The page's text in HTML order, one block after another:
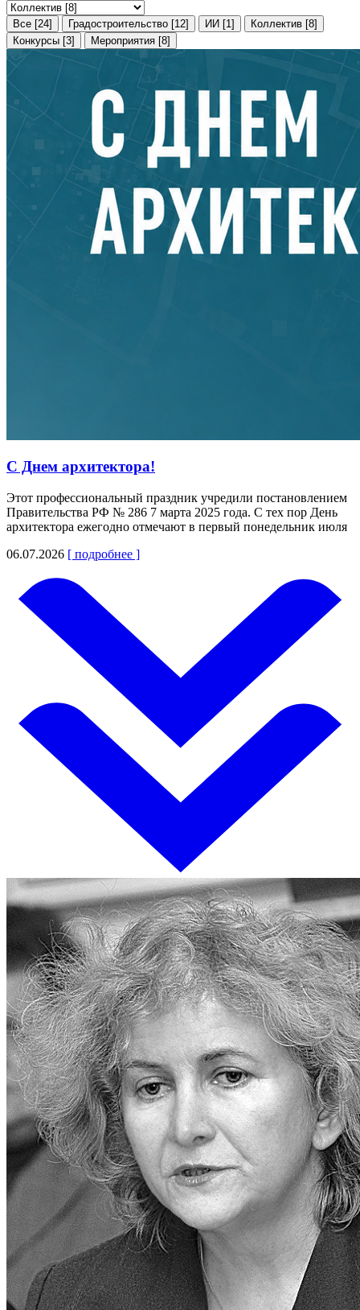
Все [24] Градостроительство [12] ИИ [1] Коллектив [8]
Конкурсы [3] Мероприятия [8]
С Днем архитектора!
Этот профессиональный праздник учредили постановлением
Правительства РФ № 286 7 марта 2025 года. С тех пор День
архитектора ежегодно отмечают в первый понедельник июля
06.07.2026 [ подробнее ]